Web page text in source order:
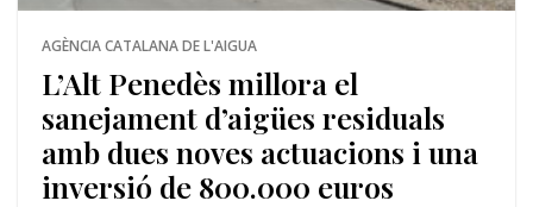
AGÈNCIA CATALANA DE L'AIGUA
L’Alt Penedès millora el
sanejament d’aigües residuals
amb dues noves actuacions i una
inversió de 800.000 euros